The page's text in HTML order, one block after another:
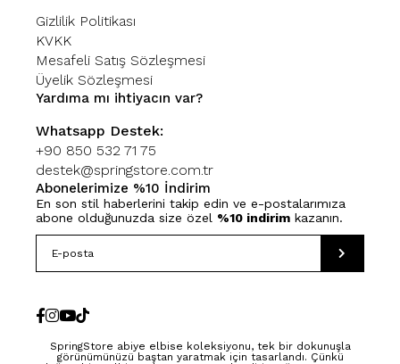
Gizlilik Politikası
KVKK
Mesafeli Satış Sözleşmesi
Üyelik Sözleşmesi
Yardıma mı ihtiyacın var?
Whatsapp Destek:
+90 850 532 71 75
destek@springstore.com.tr
Abonelerimize %10 İndirim
En son stil haberlerini takip edin ve e-postalarımıza
abone olduğunuzda size özel %10 indirim kazanın.
SpringStore abiye elbise koleksiyonu, tek bir dokunuşla
görünümünüzü baştan yaratmak için tasarlandı. Çünkü